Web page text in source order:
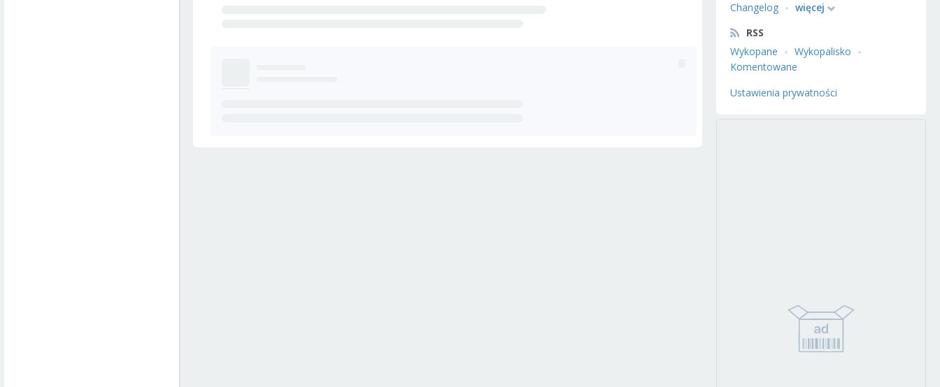
Changelog
więcej
RSS
Wykopane
Wykopalisko
Komentowane
Ustawienia prywatności